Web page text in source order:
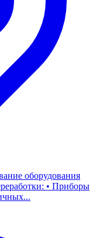
оборудования
• Приборы